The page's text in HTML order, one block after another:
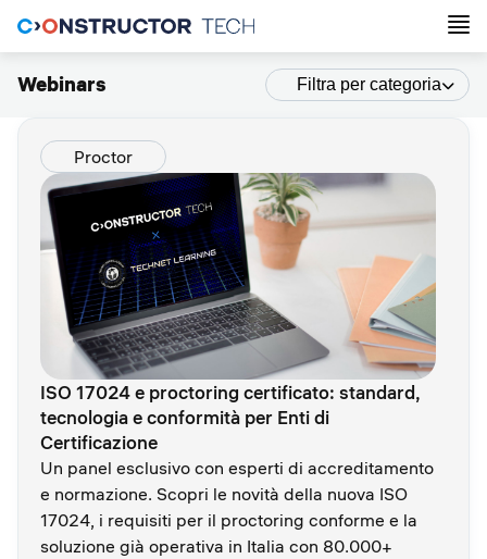
Webinars Filtra per categoria
Proctor
ISO 17024 e proctoring certificato: standard,
tecnologia e conformità per Enti di
Certificazione
Un panel esclusivo con esperti di accreditamento
e normazione. Scopri le novità della nuova ISO
17024, i requisiti per il proctoring conforme e la
soluzione già operativa in Italia con 80.000+